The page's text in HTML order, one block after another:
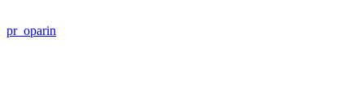
pr_oparin